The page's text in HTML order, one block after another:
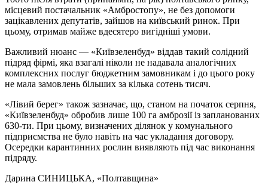
місцевий постачальник «Амбростопу», не без допомоги
зацікавлених депутатів, зайшов на київський ринок. При
цьому, отримав майже вдесятеро вигідніші умови.
Важливий нюанс — «Київзеленбуд» віддав такий солідний
підряд фірмі, яка взагалі ніколи не надавала аналогічних
комплексних послуг бюджетним замовникам і до цього року
не мала замовлень більших за кілька сотень тисяч.
«Лівий берег» також зазначає, що, станом на початок серпня,
«Київзеленбуд» обробив лише 100 га амброзії із запланованих
630-ти. При цьому, визначених ділянок у комунального
підприємства не було навіть на час укладання договору.
Осередки карантинних рослин виявляють під час виконання
підряду.
Дарина СИНИЦЬКА, «Полтавщина»